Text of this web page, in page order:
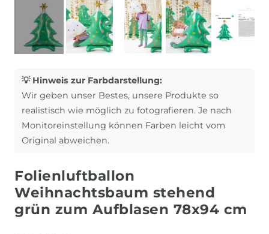
💡 Hinweis zur Farbdarstellung:
Wir geben unser Bestes, unsere Produkte so
realistisch wie möglich zu fotografieren. Je nach
Monitoreinstellung können Farben leicht vom
Original abweichen.
Folienluftballon
Weihnachtsbaum stehend
grün zum Aufblasen 78x94 cm